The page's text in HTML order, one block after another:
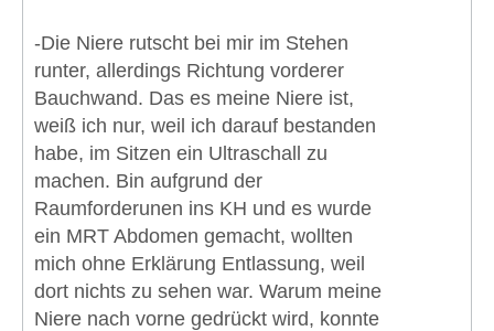
-Die Niere rutscht bei mir im Stehen
runter, allerdings Richtung vorderer
Bauchwand. Das es meine Niere ist,
weiß ich nur, weil ich darauf bestanden
habe, im Sitzen ein Ultraschall zu
machen. Bin aufgrund der
Raumforderunen ins KH und es wurde
ein MRT Abdomen gemacht, wollten
mich ohne Erklärung Entlassung, weil
dort nichts zu sehen war. Warum meine
Niere nach vorne gedrückt wird, konnte